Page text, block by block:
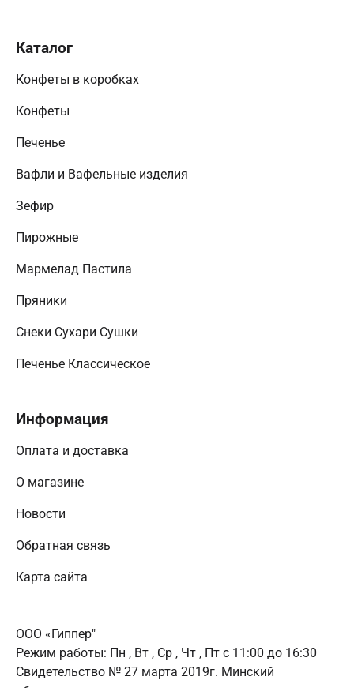
Каталог
Конфеты в коробках
Конфеты
Печенье
Вафли и Вафельные изделия
Зефир
Пирожные
Мармелад Пастила
Пряники
Снеки Сухари Сушки
Печенье Классическое
Информация
Оплата и доставка
О магазине
Новости
Обратная связь
Карта сайта
ООО «Гиппер"
Режим работы: Пн , Вт , Ср , Чт , Пт c 11:00 до 16:30
Свидетельство № 27 марта 2019г. Минский